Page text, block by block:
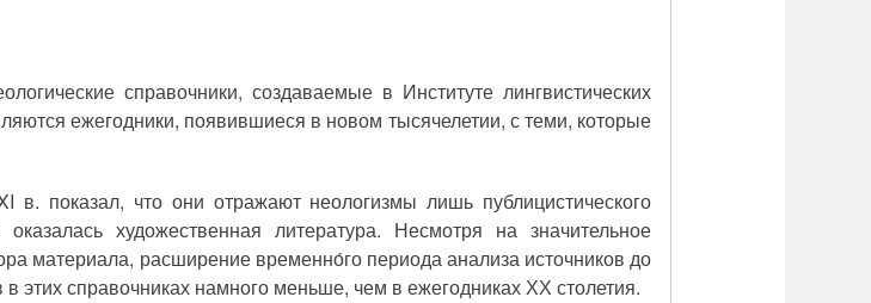
справочники, создаваемые в Институте лингвистических
ежегодники, появившиеся в новом тысячелетии, с теми, которые
в. показал, что они отражают неологизмы лишь публицистического
художественная литература. Несмотря на значительное
материала, расширение временно́го периода анализа источников до
в этих справочниках намного меньше, чем в ежегодниках ХХ столетия.